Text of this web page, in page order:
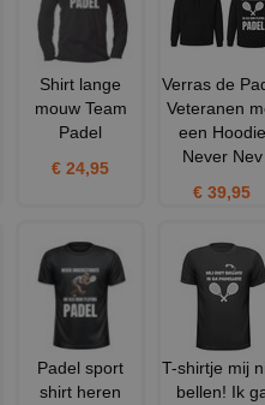
Shirt lange
mouw Team
Padel
€ 24,95
Verras de
Veteranen
een Hoodie
Never Nev
€ 39,95
Padel sport
shirt heren
T-shirtje mij
bellen! Ik